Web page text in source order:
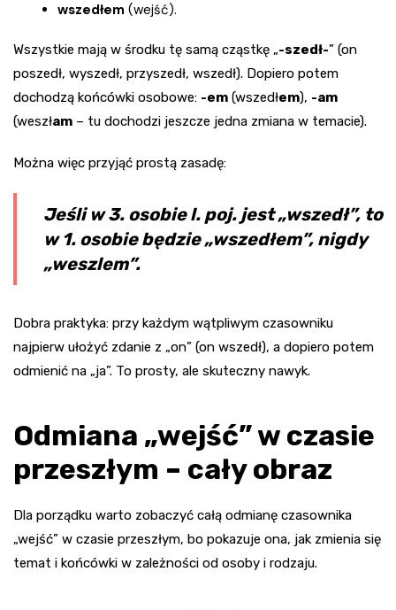
wszedłem (wejść).
Wszystkie mają w środku tę samą cząstkę „-szedł-” (on
poszedł, wyszedł, przyszedł, wszedł). Dopiero potem
dochodzą końcówki osobowe: -em (wszedłem), -am
(weszłam – tu dochodzi jeszcze jedna zmiana w temacie).
Można więc przyjąć prostą zasadę:
Jeśli w 3. osobie l. poj. jest „wszedł”, to
w 1. osobie będzie „wszedłem”, nigdy
„weszlem”.
Dobra praktyka: przy każdym wątpliwym czasowniku
najpierw ułożyć zdanie z „on” (on wszedł), a dopiero potem
odmienić na „ja”. To prosty, ale skuteczny nawyk.
Odmiana „wejść” w czasie
przeszłym – cały obraz
Dla porządku warto zobaczyć całą odmianę czasownika
„wejść” w czasie przeszłym, bo pokazuje ona, jak zmienia się
temat i końcówki w zależności od osoby i rodzaju.